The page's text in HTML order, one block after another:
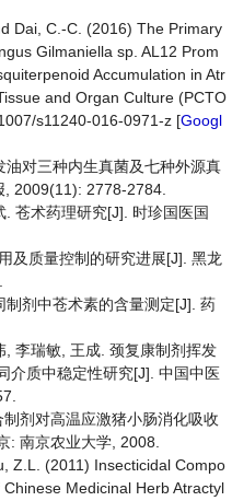
Dai, C.-C. (2016) The Primary
Gilmaniella sp. AL12 Prom
Accumulation in Atr
and Organ Culture (PCTO
s11240-016-0971-z [Googl
对三种内生真菌及七种外源真
2009(11): 2778-2784.
苍术药理研究[J]. 时珍国医国
及质量控制的研究进展[J]. 黑龙
剂中苍术素的含量测定[J]. 药
李瑞敏, 王成. 颈复康制剂挥发
介质中稳定性研究[J]. 中国中医
剂对高温应激猪小肠消化吸收
: 南京农业大学, 2008.
Z.L. (2011) Insecticidal Compo
Medicinal Herb Atractyl